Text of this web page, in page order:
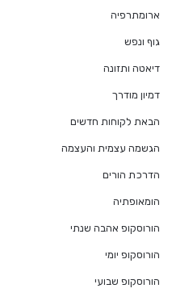
ארומתרפיה
גוף ונפש
דיאטה ותזונה
דמיון מודרך
הבאת לקוחות חדשים
הגשמה עצמית והעצמה
הדרכת הורים
הומאופתיה
הורוסקופ אהבה שנתי
הורוסקופ יומי
הורוסקופ שבועי